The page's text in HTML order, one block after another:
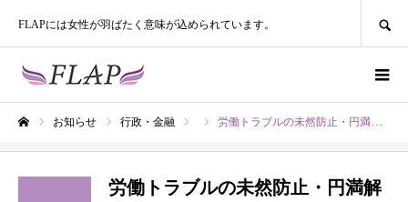
FLAPには女性が羽ばたく意味が込められています。
お知らせ 行政・金融 労働トラブルの未然防止・円満解決法
労働トラブルの未然防止・円満解